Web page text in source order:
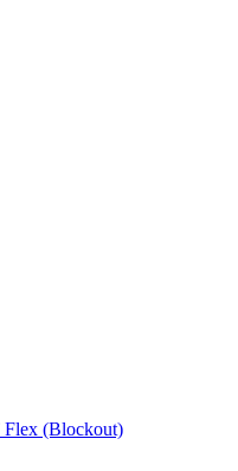
Flex (Blockout)